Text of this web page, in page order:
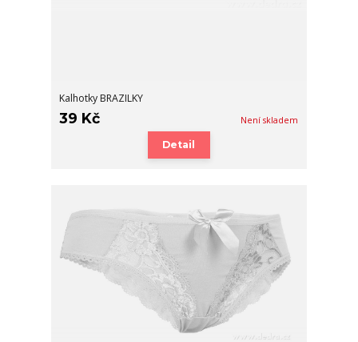
Kalhotky BRAZILKY
39 Kč Není skladem
Detail